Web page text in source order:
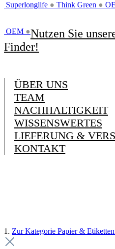
Superlonglife ● Think Green ●
OEM ●Nutzen Sie
Finder!
ÜBER UNS
TEAM
NACHHALTIGKEIT
WISSENSWERTES
LIEFERUNG &
KONTAKT
1. Zur Kategorie Papier & Etiketten